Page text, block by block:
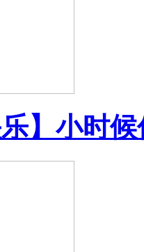
乐】小时